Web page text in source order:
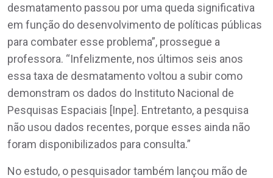
desmatamento passou por uma queda significativa
em função do desenvolvimento de políticas públicas
para combater esse problema”, prossegue a
professora. “Infelizmente, nos últimos seis anos
essa taxa de desmatamento voltou a subir como
demonstram os dados do Instituto Nacional de
Pesquisas Espaciais [Inpe]. Entretanto, a pesquisa
não usou dados recentes, porque esses ainda não
foram disponibilizados para consulta.”
No estudo, o pesquisador também lançou mão de